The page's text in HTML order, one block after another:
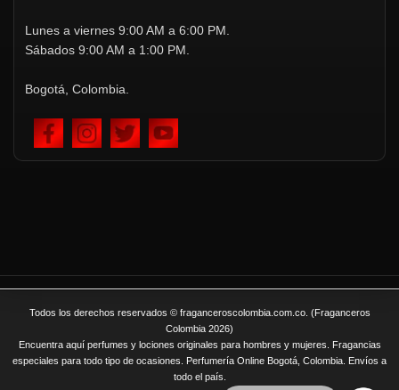
Lunes a viernes 9:00 AM a 6:00 PM.
Sábados 9:00 AM a 1:00 PM.
Bogotá, Colombia.
Todos los derechos reservados © fraganceroscolombia.com.co. (Fraganceros
Colombia 2026)
Encuentra aquí perfumes y lociones originales para hombres y mujeres. Fragancias
especiales para todo tipo de ocasiones. Perfumería Online Bogotá, Colombia. Envíos a
todo el país.